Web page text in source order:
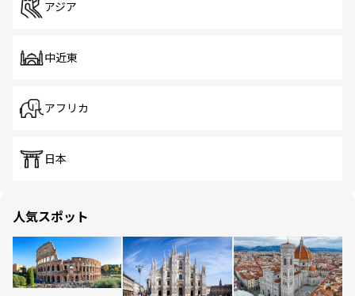
アジア
中近東
アフリカ
日本
人気スポット